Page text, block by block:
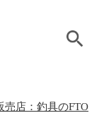
売店：釣具のFTO